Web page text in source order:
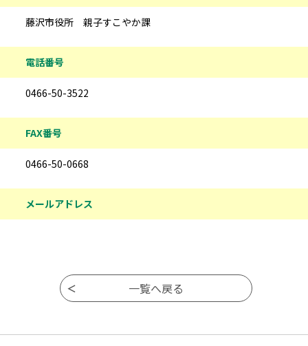
藤沢市役所 親子すこやか課
電話番号
0466-50-3522
FAX番号
0466-50-0668
メールアドレス